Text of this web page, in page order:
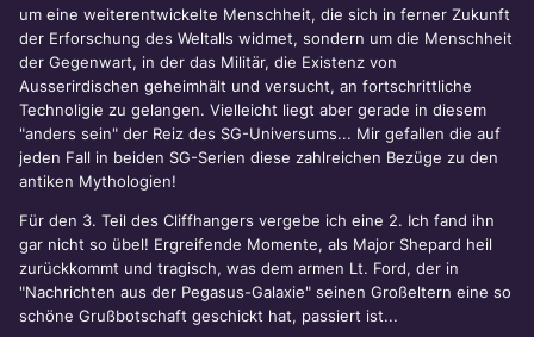
um eine weiterentwickelte Menschheit, die sich in ferner Zukunft
der Erforschung des Weltalls widmet, sondern um die Menschheit
der Gegenwart, in der das Militär, die Existenz von
Ausserirdischen geheimhält und versucht, an fortschrittliche
Technoligie zu gelangen. Vielleicht liegt aber gerade in diesem
"anders sein" der Reiz des SG-Universums... Mir gefallen die auf
jeden Fall in beiden SG-Serien diese zahlreichen Bezüge zu den
antiken Mythologien!
Für den 3. Teil des Cliffhangers vergebe ich eine 2. Ich fand ihn
gar nicht so übel! Ergreifende Momente, als Major Shepard heil
zurückkommt und tragisch, was dem armen Lt. Ford, der in
"Nachrichten aus der Pegasus-Galaxie" seinen Großeltern eine so
schöne Grußbotschaft geschickt hat, passiert ist...